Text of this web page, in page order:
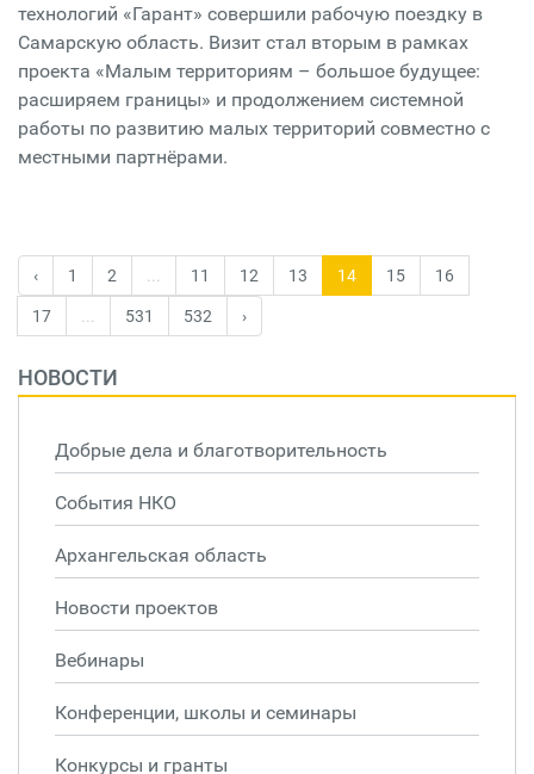
технологий «Гарант» совершили рабочую поездку в
Самарскую область. Визит стал вторым в рамках
проекта «Малым территориям – большое будущее:
расширяем границы» и продолжением системной
работы по развитию малых территорий совместно с
местными партнёрами.
‹ 1 2 11 12 13 14 15 16
17 531 532 ›
НОВОСТИ
Добрые дела и благотворительность
События НКО
Архангельская область
Новости проектов
Вебинары
Конференции, школы и семинары
Конкурсы и гранты